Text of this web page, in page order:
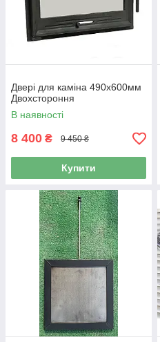
Двері для каміна 490x600мм
Двохстороння
В наявності
8 400 ₴ 9 450 ₴
Купити